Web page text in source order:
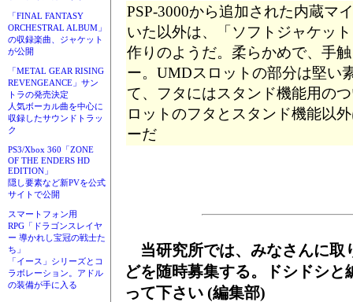
「FINAL FANTASY
ORCHESTRAL ALBUM」
の収録楽曲、ジャケット
が公開
「METAL GEAR RISING
REVENGEANCE」サン
トラの発売決定
人気ボーカル曲を中心に
収録したサウンドトラッ
ク
PS3/Xbox 360「ZONE
OF THE ENDERS HD
EDITION」
隠し要素など新PVを公式
サイトで公開
スマートフォン用
RPG「ドラゴンスレイヤ
ー 導かれし宝冠の戦士た
ち」
「イース」シリーズとコ
ラボレーション。アドル
の装備が手に入る
PSP-3000から追加された内蔵マ
いた以外は、「ソフトジャケッ
作りのようだ。柔らかめで、手
ー。UMDスロットの部分は堅い
て、フタにはスタンド機能用の
ロットのフタとスタンド機能以
ーだ
当研究所では、みなさんに取
どを随時募集する。ドシドシと
って下さい (編集部)